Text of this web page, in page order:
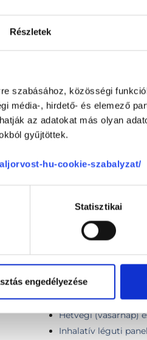
Részletek
szabásához, közösségi
média-, hirdető- és elemező
az adatokat más olyan
gyűjtöttek.
hu-cookie-szabalyzat/
Statisztikai
engedélyezése
erős a gyanú a
Immunológia
Hétvégi (szombat)
Hétvégi (vasárnap)
Inhalatív léguti